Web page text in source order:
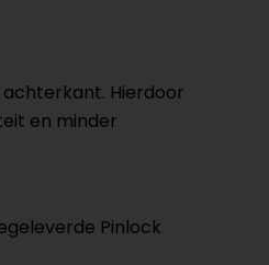
Hierdoor
en minder
Pinlock